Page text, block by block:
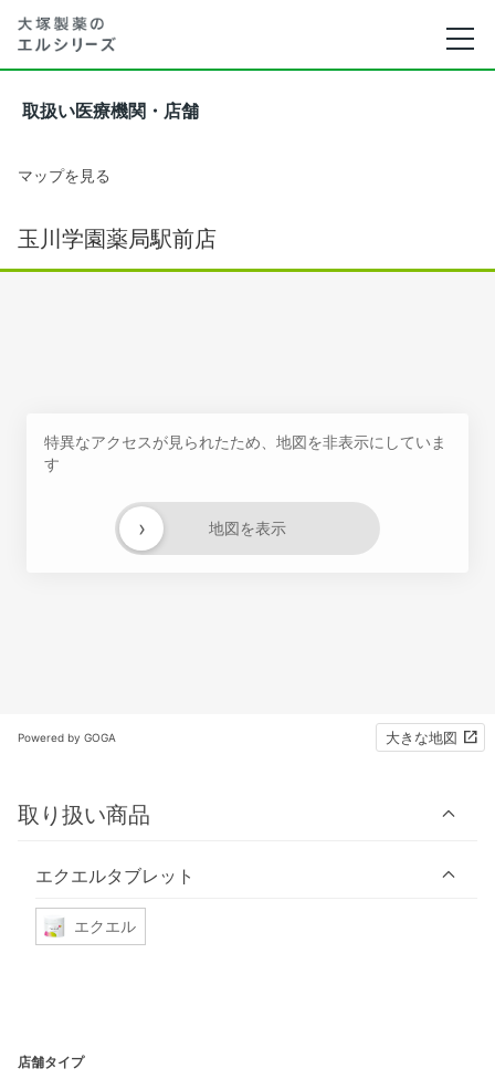
取扱い医療機関・店舗
マップを見る
玉川学園薬局駅前店
特異なアクセスが見られたため、地図を非表示にしていま
す
地図を表示
›
Powered by GOGA 大きな地図
取り扱い商品
エクエルタブレット
エクエル
店舗タイプ